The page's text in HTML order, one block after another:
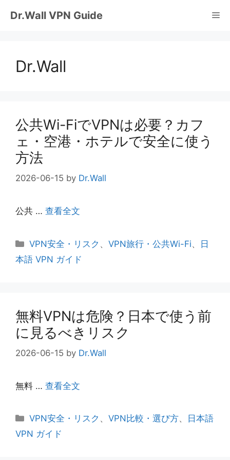
Dr.Wall VPN Guide
Dr.Wall
公共Wi-FiでVPNは必要？カフ
ェ・空港・ホテルで安全に使う
方法
2026-06-15 by Dr.Wall
公共 … 查看全文
カ
テ
VPN安全・リスク 、 VPN旅行・公共Wi-Fi、
日
本語 VPN ガイド
無料VPNは危険？日本で使う前
に見るべきリスク
2026-06-15 by Dr.Wall
無料 … 查看全文
カ
テ
VPN安全・リスク 、 VPN比較・選び方、
日本語
VPN ガイド